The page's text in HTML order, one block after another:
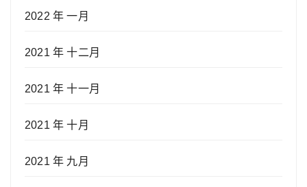
2022 年 一月
2021 年 十二月
2021 年 十一月
2021 年 十月
2021 年 九月